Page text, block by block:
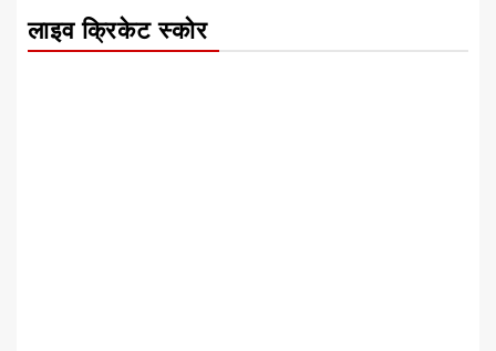
लाइव क्रिकेट स्कोर